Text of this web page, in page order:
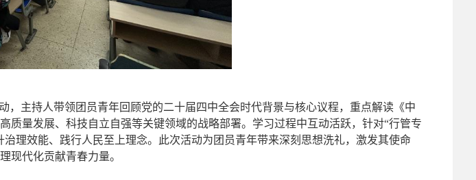
，主持人带领团员青年回顾党的二十届四中全会时代背景与核心议程，重点解读《中
量发展、科技自立自强等关键领域的战略部署。学习过程中互动活跃，针对“行管专
理效能、践行人民至上理念。此次活动为团员青年带来深刻思想洗礼，激发其使命
现代化贡献青春力量。